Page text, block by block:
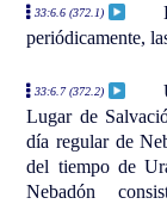
33:6.6 (372.1)
periódicamente,
33:6.7 (372.2)
Lugar de
día regular de
del tiempo de
Nebadón